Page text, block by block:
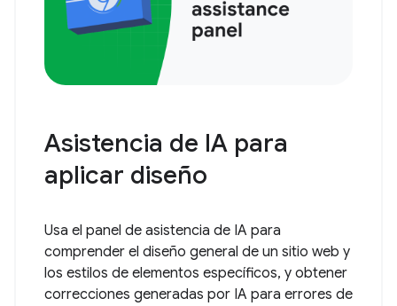
Asistencia de IA para
aplicar diseño
Usa el panel de asistencia de IA para
comprender el diseño general de un sitio web y
los estilos de elementos específicos, y obtener
correcciones generadas por IA para errores de